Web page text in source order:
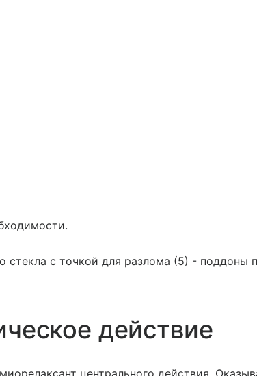
стекла с точкой для разлома (5) - поддоны
действие
миорелаксант центрального действия.